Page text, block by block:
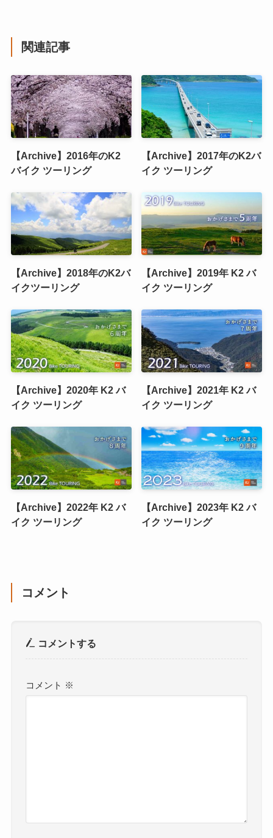
関連記事
【Archive】2016年のK2
バイク ツーリング
【Archive】2017年のK2バ
イク ツーリング
【Archive】2018年のK2バ
イクツーリング
【Archive】2019年 K2 バ
イク ツーリング
【Archive】2020年 K2 バ
イク ツーリング
【Archive】2021年 K2 バ
イク ツーリング
【Archive】2022年 K2 バ
イク ツーリング
【Archive】2023年 K2 バ
イク ツーリング
コメント
コメントする
コメント ※